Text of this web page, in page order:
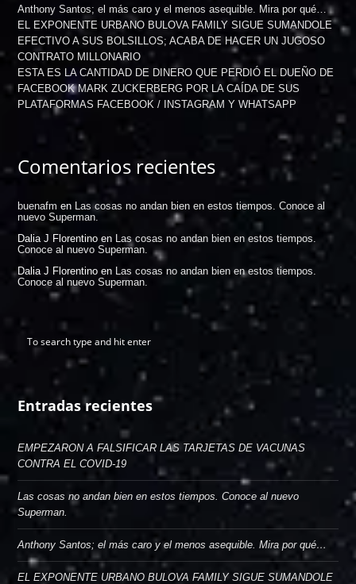
Anthony Santos; el más caro y el menos asequible. Mira por qué…
EL EXPONENTE URBANO BULOVA FAMILY SIGUE SUMANDOLE
EFECTIVO A SUS BOLSILLOS; ACABA DE HACER UN JUGOSO
CONTRATO MILLONARIO
ESTA ES LA CANTIDAD DE DINERO QUE PERDIÓ EL DUEÑO DE
FACEBOOK MARK ZUCKERBERG POR LA CAÍDA DE SUS
PLATAFORMAS FACEBOOK / INSTAGRAM Y WHATSAPP
Comentarios recientes
buenafm en
Las cosas no andan bien en estos tiempos. Conoce al
nuevo Superman.
Dalia J Florentino en
Las cosas no andan bien en estos tiempos.
Conoce al nuevo Superman.
Dalia J Florentino en
Las cosas no andan bien en estos tiempos.
Conoce al nuevo Superman.
Entradas recientes
EMPEZARON A FALSIFICAR LAS TARJETAS DE VACUNAS
CONTRA EL COVID-19
Las cosas no andan bien en estos tiempos. Conoce al nuevo
Superman.
Anthony Santos; el más caro y el menos asequible. Mira por qué…
EL EXPONENTE URBANO BULOVA FAMILY SIGUE SUMANDOLE